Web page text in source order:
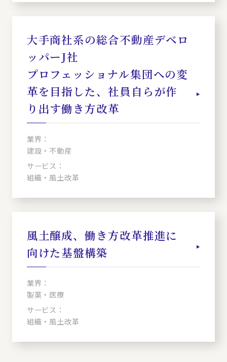
大手商社系の総合不動産デベロ
ッパーJ社
プロフェッショナル集団への変
革を目指した、社員自らが作
り出す働き方改革
業界：
建設・不動産
サービス：
組織・風土改革
風土醸成、働き方改革推進に
向けた基盤構築
業界：
製薬・医療
サービス：
組織・風土改革